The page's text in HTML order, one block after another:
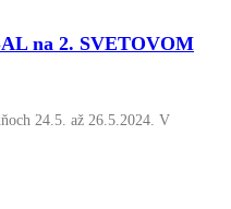
na 2. SVETOVOM
24.5. až 26.5.2024. V